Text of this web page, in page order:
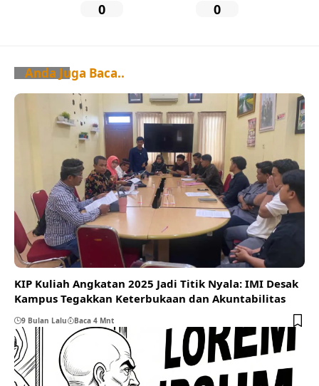
0 0
Anda Juga Baca..
KIP Kuliah Angkatan 2025 Jadi Titik Nyala: IMI Desak
Kampus Tegakkan Keterbukaan dan Akuntabilitas
9 Bulan Lalu Baca 4 Mnt